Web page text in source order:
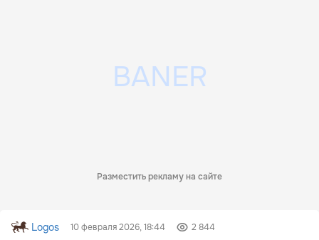
Разместить рекламу на сайте
Logos 10 февраля 2026, 18:44 2 844